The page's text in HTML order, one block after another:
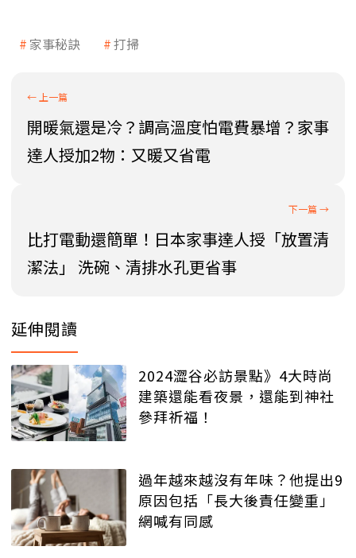
家事秘訣 打掃
開暖氣還是冷？調高溫度怕電費暴增？家事
達人授加2物：又暖又省電
比打電動還簡單！日本家事達人授「放置清
潔法」 洗碗、清排水孔更省事
延伸閱讀
2024澀谷必訪景點》4大時尚
建築還能看夜景，還能到神社
參拜祈福！
過年越來越沒有年味？他提出9
原因包括「長大後責任變重」
網喊有同感